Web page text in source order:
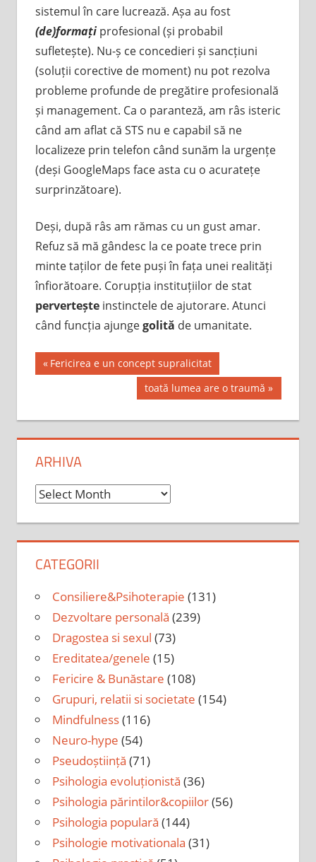
sistemul în care lucrează. Așa au fost
(de)formațiprofesional (și probabil
sufletește). Nu-ș ce concedieri și sancțiuni
(soluții corective de moment) nu pot rezolva
probleme profunde de pregătire profesională
și management. Ca o paranteză, am râs isteric
când am aflat că STS nu e capabil să ne
localizeze prin telefon când sunăm la urgențe
(deși GoogleMaps face asta cu o acuratețe
surprinzătoare).
Deși, după râs am rămas cu un gust amar.
Refuz să mă gândesc la ce poate trece prin
minte taților de fete puși în fața unei realități
înfiorătoare. Corupția instituțiilor de stat
perverteșteinstinctele de ajutorare. Atunci
când funcția ajungegolită de umanitate.
Post
Previous
Post:
Fericirea e un concept supralicitat
Next
Post:
toată lumea are o traumă
ARHIVA
Arhiva
CATEGORII
Consiliere&Psihoterapie (131)
Dezvoltare personală (239)
Dragostea si sexul (73)
Ereditatea/genele (15)
Fericire & Bunăstare (108)
Grupuri, relatii si societate (154)
Mindfulness(116)
Neuro-hype (54)
Pseudoștiință (71)
Psihologia evoluționistă (36)
Psihologia părintilor&copiilor(56)
Psihologia populară (144)
Psihologie motivationala (31)